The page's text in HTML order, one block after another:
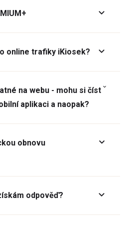
online trafiky iKiosek?
na webu - mohu si číst
aplikaci a naopak?
obnovu
odpověď?